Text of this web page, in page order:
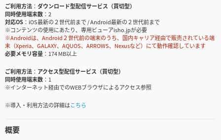
ご利用方法
ダウンロード型配信サービス（買切型）
同時使用端末数
2
対応OS
iOS最新の２世代前まで / Android最新の２世代前まで
※コンテンツの使用にあたり、専用ビューアisho.jpが必要
※Androidは、Android２世代前の端末のうち、国内キャリア経由で販売されている端
末（Xperia、GALAXY、AQUOS、ARROWS、Nexusなど）にて動作確認しています
必要メモリ容量
174 MB以上
ご利用方法
アクセス型配信サービス（買切型）
同時使用端末数
1
※インターネット経由でのWEBブラウザによるアクセス参照
※導入・利用方法の詳細はこちら
概要